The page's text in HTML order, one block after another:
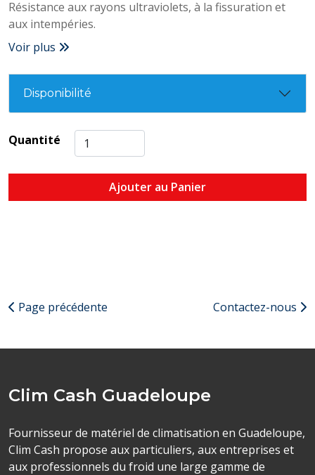
Résistance aux rayons ultraviolets, à la fissuration et
aux intempéries.
Voir plus
Disponibilité
Quantité
Ajouter au Panier
Page précédente Contactez-nous
Clim Cash Guadeloupe
Fournisseur de matériel de climatisation en Guadeloupe,
Clim Cash propose aux particuliers, aux entreprises et
aux professionnels du froid une large gamme de